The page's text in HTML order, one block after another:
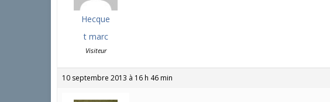
Hecque
t marc
Visiteur
10 septembre 2013 à 16 h 46 min